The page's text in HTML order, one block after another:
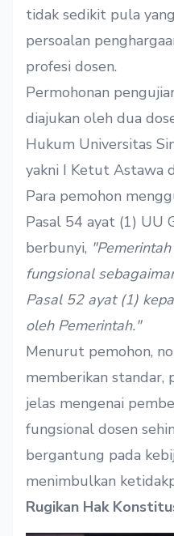
tidak sedikit pula
persoalan
profesi dosen.
Permohonan
diajukan oleh dua
Hukum Universitas
yakni I Ketut Astawa
Para pemohon
Pasal 54 ayat (1) UU
berbunyi,
fungsional
Pasal 52 ayat (1)
oleh Pemerintah."
Menurut pemohon,
memberikan standar,
jelas mengenai
fungsional dosen
bergantung pada
menimbulkan
Rugikan Hak